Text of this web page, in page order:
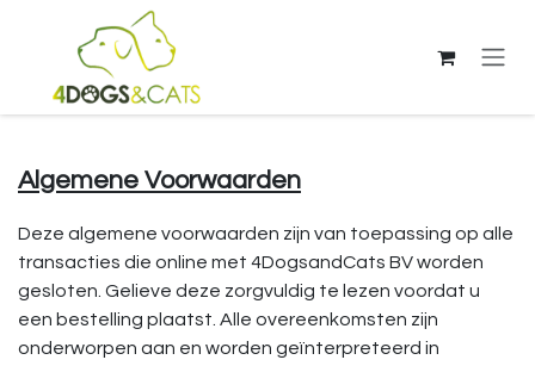
Overslaan naar inhoud
Algemene Voorwaarden
Deze algemene voorwaarden zijn van toepassing op alle
transacties die online met 4DogsandCats BV worden
gesloten. Gelieve deze zorgvuldig te lezen voordat u
een bestelling plaatst. Alle overeenkomsten zijn
onderworpen aan en worden geïnterpreteerd in